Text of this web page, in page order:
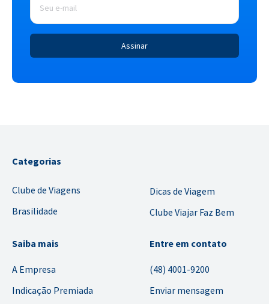
mail *
Categorias
Clube de Viagens
Brasilidade
Dicas de Viagem
Clube Viajar Faz Bem
Saiba mais
A Empresa
Indicação Premiada
Entre em contato
(48) 4001-9200
Enviar mensagem